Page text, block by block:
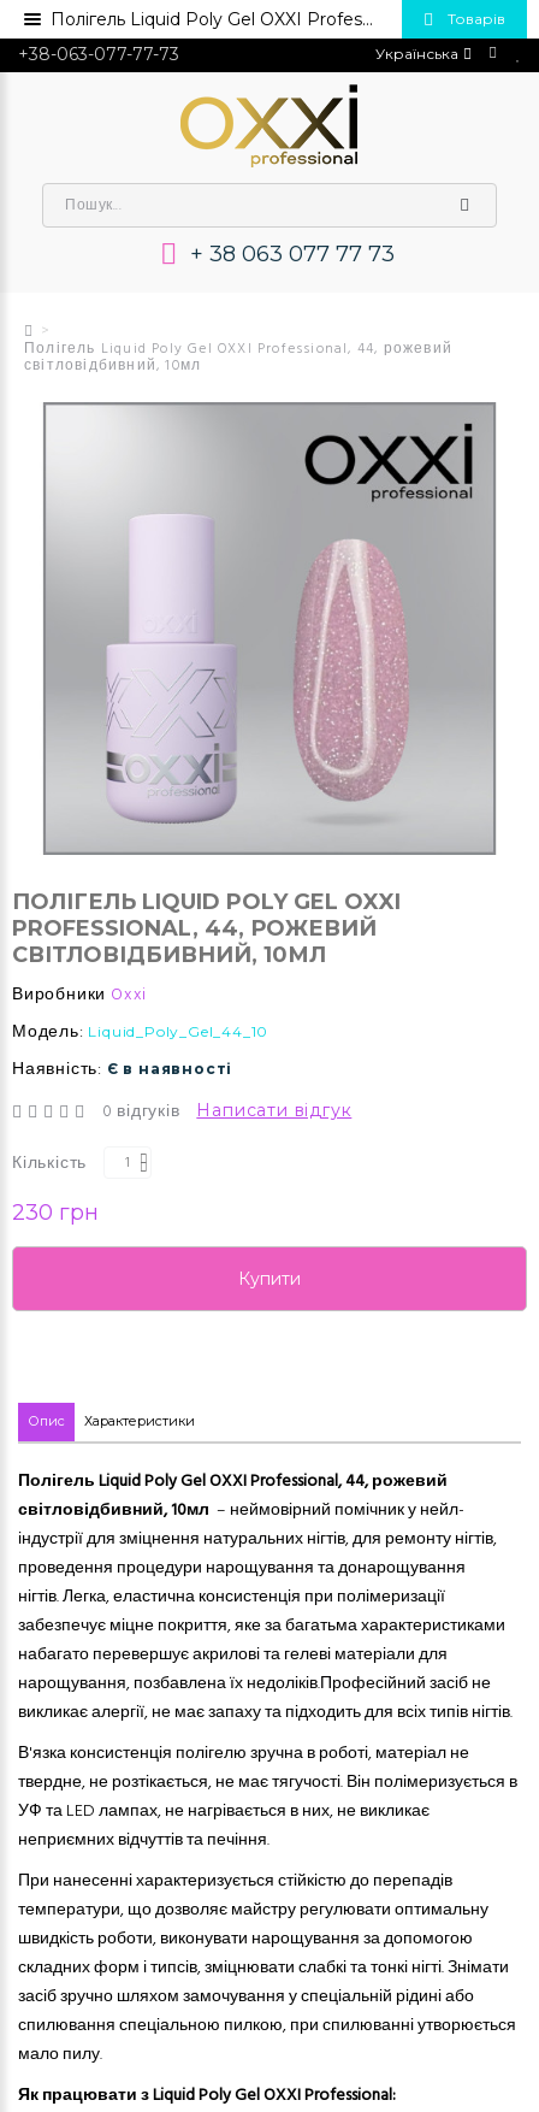
+38-063-077-77-73 Українська
+ 38 063 077 77 73
Товарів
Полігель Liquid Poly Gel OXXI Professional, 44, рожевий
світловідбивний, 10мл
ПОЛІГЕЛЬ LIQUID POLY GEL OXXI
PROFESSIONAL, 44, РОЖЕВИЙ
СВІТЛОВІДБИВНИЙ, 10МЛ
Виробники Oxxi
Модель: Liquid_Poly_Gel_44_10
Наявність: Є в наявності
0 відгуків Написати відгук
Кількість
230 грн
Купити
Опис Характеристики
Полігель Liquid Poly Gel OXXI Professional, 44, рожевий
світловідбивний, 10мл – неймовірний помічник у нейл-
індустрії для зміцнення натуральних нігтів, для ремонту нігтів,
проведення процедури нарощування та донарощування
нігтів. Легка, еластична консистенція при полімеризації
забезпечує міцне покриття, яке за багатьма характеристиками
набагато перевершує акрилові та гелеві матеріали для
нарощування, позбавлена ​​їх недоліків.Професійний засіб не
викликає алергії, не має запахутапідходить для всіх типів нігтів.
В'язка консистенція полігелю зручна в роботі, матеріал не
твердне, не розтікається, не має тягучості. Він полімеризується в
УФтаLED лампах, не нагрівається в них, не викликає
неприємних відчуттівтапечіння.
При нанесенні характеризується стійкістю до перепадів
температури, що дозволяє майстру регулювати оптимальну
швидкість роботи, виконувати нарощування за допомогою
складних форм і типсів, зміцнювати слабкітатонкі нігті. Знімати
засіб зручно шляхом замочування у спеціальній рідині або
спилювання спеціальною пилкою, при спилюванні утворюється
мало пилу.
Як працювати з Liquid Poly Gel OXXI Professional:
Полігель Liquid Poly Gel OXXI Professional, 44, рожевий світловідбивний, 10мл💅 Купити в Україні опт та роздріб